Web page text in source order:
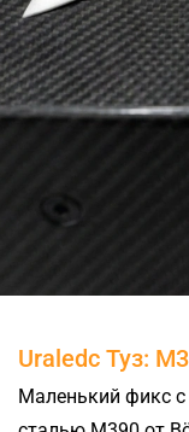
Uraledc Туз:
Маленький фикс